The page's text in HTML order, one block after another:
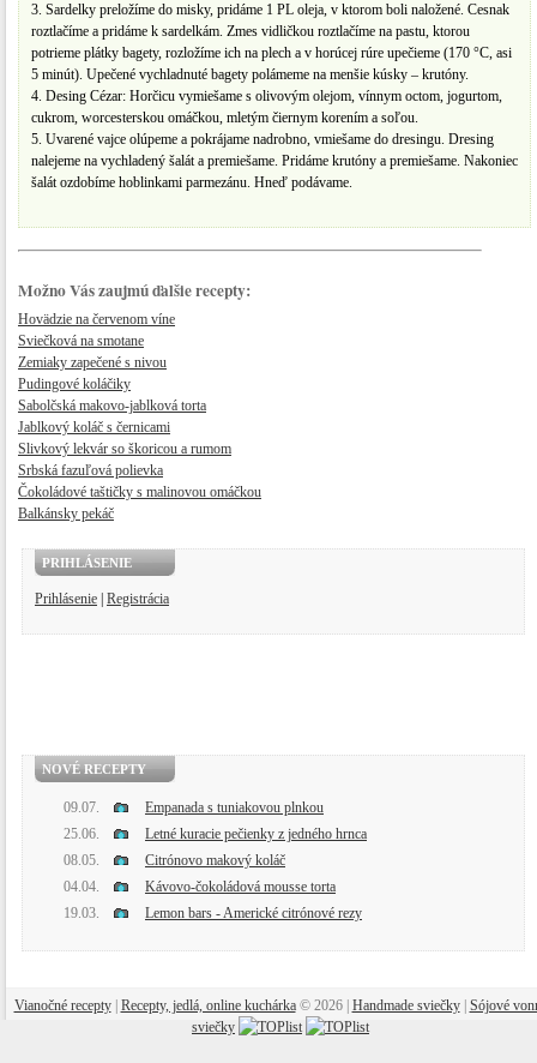
3. Sardelky preložíme do misky, pridáme 1 PL oleja, v ktorom boli naložené. Cesnak
roztlačíme a pridáme k sardelkám. Zmes vidličkou roztlačíme na pastu, ktorou
potrieme plátky bagety, rozložíme ich na plech a v horúcej rúre upečieme (170 °C, asi
5 minút). Upečené vychladnuté bagety polámeme na menšie kúsky – krutóny.
4. Desing Cézar: Horčicu vymiešame s olivovým olejom, vínnym octom, jogurtom,
cukrom, worcesterskou omáčkou, mletým čiernym korením a soľou.
5. Uvarené vajce olúpeme a pokrájame nadrobno, vmiešame do dresingu. Dresing
nalejeme na vychladený šalát a premiešame. Pridáme krutóny a premiešame. Nakoniec
šalát ozdobíme hoblinkami parmezánu. Hneď podávame.
Možno Vás zaujmú ďalšie recepty:
Hovädzie na červenom víne
Sviečková na smotane
Zemiaky zapečené s nivou
Pudingové koláčiky
Sabolčská makovo-jablková torta
Jablkový koláč s černicami
Slivkový lekvár so škoricou a rumom
Srbská fazuľová polievka
Čokoládové taštičky s malinovou omáčkou
Balkánsky pekáč
PRIHLÁSENIE
Prihlásenie Registrácia
NOVÉ RECEPTY
09.07.
Empanada s tuniakovou plnkou
25.06.
Letné kuracie pečienky z jedného hrnca
08.05.
Citrónovo makový koláč
04.04.
Kávovo-čokoládová mousse torta
19.03.
Lemon bars - Americké citrónové rezy
Vianočné recepty| Recepty, jedlá, online kuchárka© 2026 | Handmade sviečky| Sójové
sviečky